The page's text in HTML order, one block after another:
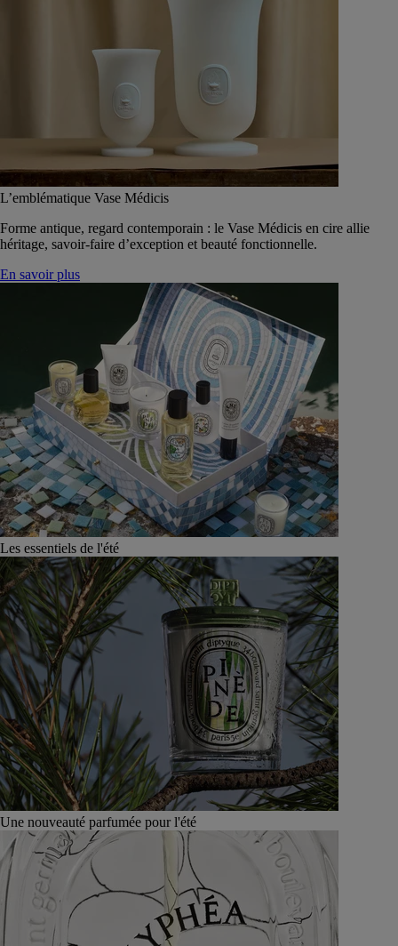
L’emblématique Vase Médicis
Forme antique, regard contemporain : le Vase Médicis en cire allie
héritage, savoir-faire d’exception et beauté fonctionnelle.
En savoir plus
Les essentiels de l'été
Une nouveauté parfumée pour l'été